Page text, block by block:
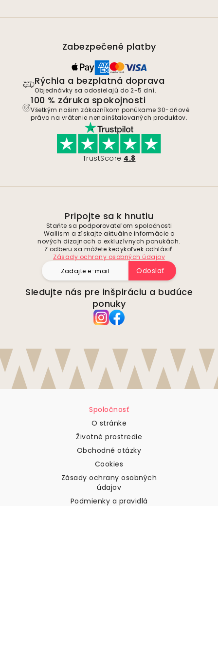
Zabezpečené platby
Rýchla a bezplatná doprava
Objednávky sa odosielajú do 2-5 dní.
100 % záruka spokojnosti
Všetkým našim zákazníkom ponúkame 30-dňové
právo na vrátenie nenainštalovaných produktov.
TrustScore 4.8
Pripojte sa k hnutiu
Staňte sa podporovateľom spoločnosti
Wallism a získajte aktuálne informácie o
nových dizajnoch a exkluzívnych ponukách.
Z odberu sa môžete kedykoľvek odhlásiť.
Zásady ochrany osobných údajov
Odoslať
Sledujte nás pre inšpiráciu a budúce
ponuky
Spoločnosť
O stránke
Životné prostredie
Obchodné otázky
Cookies
Zásady ochrany osobných
údajov
Podmienky a pravidlá